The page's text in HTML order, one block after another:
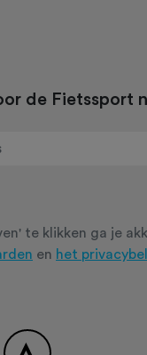
de Fietssport
te klikken ga je
en het